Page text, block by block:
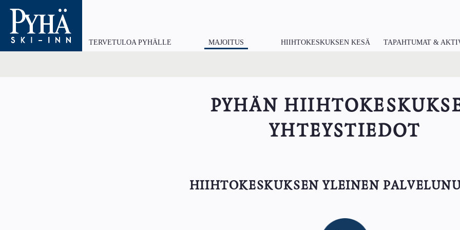
Hyppää
pääsisältöön
TERVETULOA PYHÄLLE MAJOITUS HIIHTOKESKUKSEN KESÄ TAPAHTUMAT &
PYHÄN
YHTEYSTIEDOT
HIIHTOKESKUKSEN YLEINEN
Image